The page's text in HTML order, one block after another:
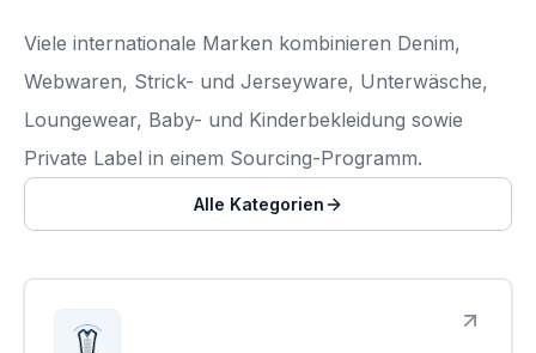
Viele internationale Marken kombinieren Denim,
Webwaren, Strick- und Jerseyware, Unterwäsche,
Loungewear, Baby- und Kinderbekleidung sowie
Private Label in einem Sourcing-Programm.
Alle Kategorien